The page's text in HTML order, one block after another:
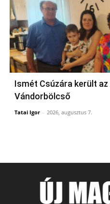
Ismét Csúzára került
Vándorbölcső
Tatai Igor - 2026, augusztus 7.